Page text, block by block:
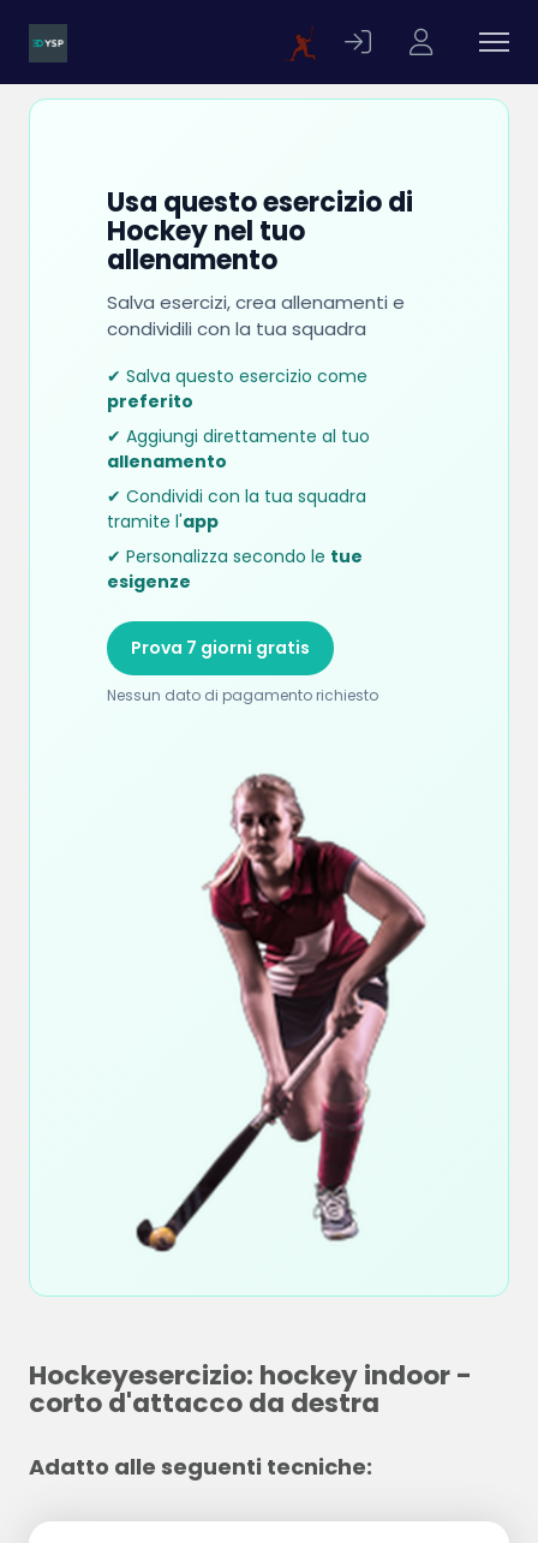
Usa questo esercizio di
Hockey nel tuo
allenamento
Salva esercizi, crea allenamenti e
condividili con la tua squadra
✔ Salva questo esercizio come
preferito
✔ Aggiungi direttamente al tuo
allenamento
✔ Condividi con la tua squadra
tramite l'app
✔ Personalizza secondo le tue
esigenze
Prova 7 giorni gratis
Nessun dato di pagamento richiesto
Hockeyesercizio: hockey indoor -
corto d'attacco da destra
Adatto alle seguenti tecniche: